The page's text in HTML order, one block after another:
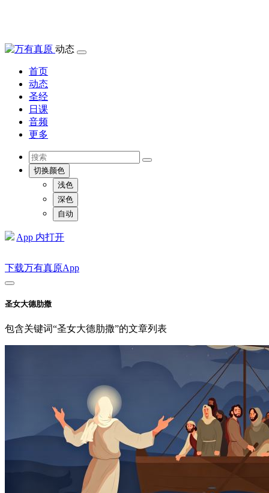
动态
首页
动态
圣经
日课
音频
更多
切换颜色
浅色
深色
自动
App 内打开
下载万有真原App
圣女大德肋撒
包含关键词“圣女大德肋撒”的文章列表